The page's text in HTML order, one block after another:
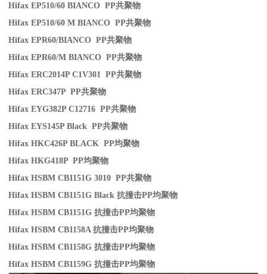
Hifax EP510/60 BIANCO PP共聚物
Hifax EP510/60 M BIANCO PP共聚物
Hifax EPR60/BIANCO PP共聚物
Hifax EPR60/M BIANCO PP共聚物
Hifax ERC2014P C1V301 PP共聚物
Hifax ERC347P PP共聚物
Hifax EYG382P C12716 PP共聚物
Hifax EYS145P Black PP共聚物
Hifax HKC426P BLACK PP均聚物
Hifax HKG418P PP均聚物
Hifax HSBM CB1151G 3010 PP共聚物
Hifax HSBM CB1151G Black抗撞击PP均聚物
Hifax HSBM CB1151G抗撞击PP均聚物
Hifax HSBM CB1158A抗撞击PP均聚物
Hifax HSBM CB1158G抗撞击PP均聚物
Hifax HSBM CB1159G抗撞击PP均聚物